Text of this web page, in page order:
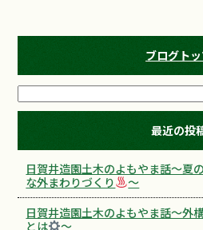
ブログト
最近の投
日賀井造園土木のよもやま話～夏
な外まわりづくり
～
日賀井造園土木のよもやま話～外
とは
～